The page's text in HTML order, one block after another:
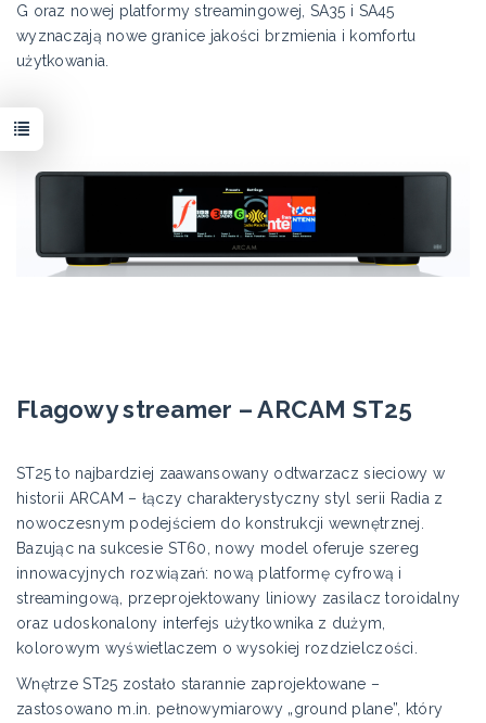
G oraz nowej platformy streamingowej, SA35 i SA45
wyznaczają nowe granice jakości brzmienia i komfortu
użytkowania.
Flagowy streamer – ARCAM ST25
ST25 to najbardziej zaawansowany odtwarzacz sieciowy w
historii ARCAM – łączy charakterystyczny styl serii Radia z
nowoczesnym podejściem do konstrukcji wewnętrznej.
Bazując na sukcesie ST60, nowy model oferuje szereg
innowacyjnych rozwiązań: nową platformę cyfrową i
streamingową, przeprojektowany liniowy zasilacz toroidalny
oraz udoskonalony interfejs użytkownika z dużym,
kolorowym wyświetlaczem o wysokiej rozdzielczości.
Wnętrze ST25 zostało starannie zaprojektowane –
zastosowano m.in. pełnowymiarowy „ground plane”, który